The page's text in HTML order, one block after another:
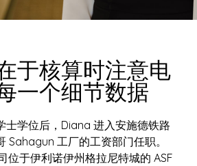
于核算时注意电
一个细节数据
士学位后，Diana 进入安施德铁路
Sahagun 工厂的工资部门任职。
位于伊利诺伊州格拉尼特城的 ASF